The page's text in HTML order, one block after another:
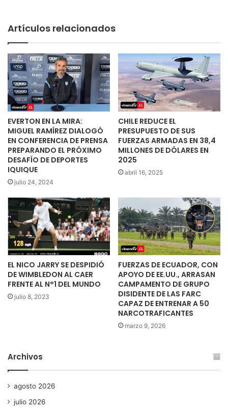
Artículos relacionados
EVERTON EN LA MIRA:
MIGUEL RAMÍREZ DIALOGÓ
EN CONFERENCIA DE PRENSA
PREPARANDO EL PRÓXIMO
DESAFÍO DE DEPORTES
IQUIQUE
julio 24, 2024
CHILE REDUCE EL
PRESUPUESTO DE SUS
FUERZAS ARMADAS EN 38,4
MILLONES DE DÓLARES EN
2025
abril 16, 2025
EL NICO JARRY SE DESPIDIÓ
DE WIMBLEDON AL CAER
FRENTE AL N°1 DEL MUNDO
julio 8, 2023
FUERZAS DE ECUADOR, CON
APOYO DE EE.UU., ARRASAN
CAMPAMENTO DE GRUPO
DISIDENTE DE LAS FARC
CAPAZ DE ENTRENAR A 50
NARCOTRAFICANTES
marzo 9, 2026
Archivos
agosto 2026
julio 2026